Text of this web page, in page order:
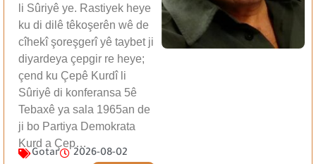
li Sûriyê ye. Rastiyek heye
ku di dilê têkoşerên wê de
cîhekî şoreşgerî yê taybet ji
diyardeya çepgir re heye;
çend ku Çepê Kurdî li
Sûriyê di konferansa 5ê
Tebaxê ya sala 1965an de
ji bo Partiya Demokrata
Kurd a Çep…
Gotar 2026-08-02